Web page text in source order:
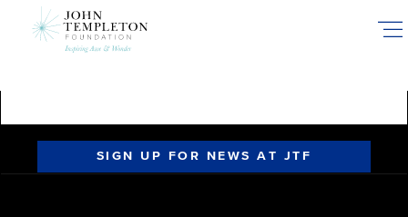
SIGN UP FOR NEWS AT JTF